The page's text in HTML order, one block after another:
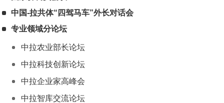
中国-拉共体“四驾马车”外长对话会
专业领域分论坛
中拉农业部长论坛
中拉科技创新论坛
中拉企业家高峰会
中拉智库交流论坛